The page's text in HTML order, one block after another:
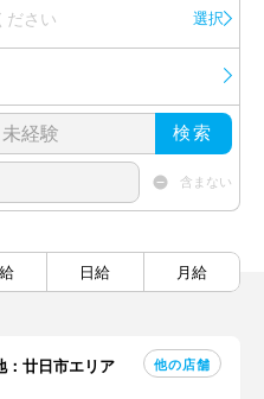
ださい 選択
検索
含まない
日給 月給
廿日市エリア 他の店舗